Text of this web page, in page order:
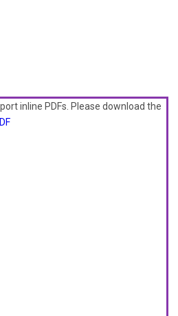
inline PDFs. Please download the